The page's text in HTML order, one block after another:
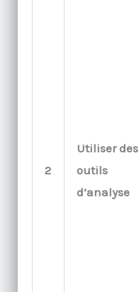
2
Utiliser des
outils
d’analyse